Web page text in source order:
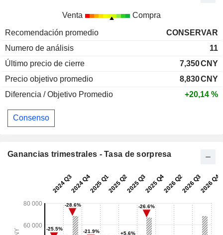
Venta Compra
Recomendación promedio
CONSERVAR
Numero de análisis
11
Último precio de cierre
7,350CNY
Precio objetivo promedio
8,830CNY
Diferencia / Objetivo Promedio
+20,14 %
Consenso
Ganancias trimestrales - Tasa de sorpresa